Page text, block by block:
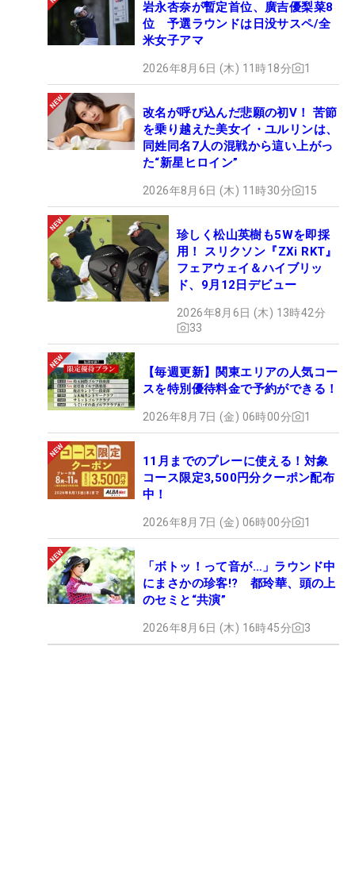
岩永杏奈が暫定首位、廣吉優梨菜8
位 予選ラウンドは日没サスペ/全
米女子アマ
2026年8月6日 (木) 11時18分 1
改名が呼び込んだ悲願の初V！ 苦節
を乗り越えた美女イ・ユルリンは、
同姓同名7人の混戦から這い上がっ
た“新星ヒロイン”
2026年8月6日 (木) 11時30分 15
珍しく松山英樹も5Wを即採
用！ スリクソン『ZXi RKT』
フェアウェイ＆ハイブリッ
ド、9月12日デビュー
2026年8月6日 (木) 13時42分
33
【毎週更新】関東エリアの人気コー
スを特別優待料金で予約ができる！
2026年8月7日 (金) 06時00分 1
11月までのプレーに使える！対象
コース限定3,500円分クーポン配布
中！
2026年8月7日 (金) 06時00分 1
「ボトッ！って音が…」ラウンド中
にまさかの珍客!? 都玲華、頭の上
のセミと“共演”
2026年8月6日 (木) 16時45分 3